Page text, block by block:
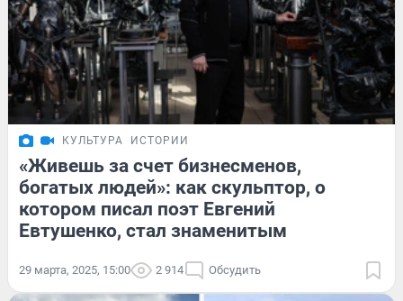
КУЛЬТУРА ИСТОРИИ
«Живешь за счет бизнесменов,
богатых людей»: как скульптор, о
котором писал поэт Евгений
Евтушенко, стал знаменитым
29 марта, 2025, 15:00 2 914 Обсудить